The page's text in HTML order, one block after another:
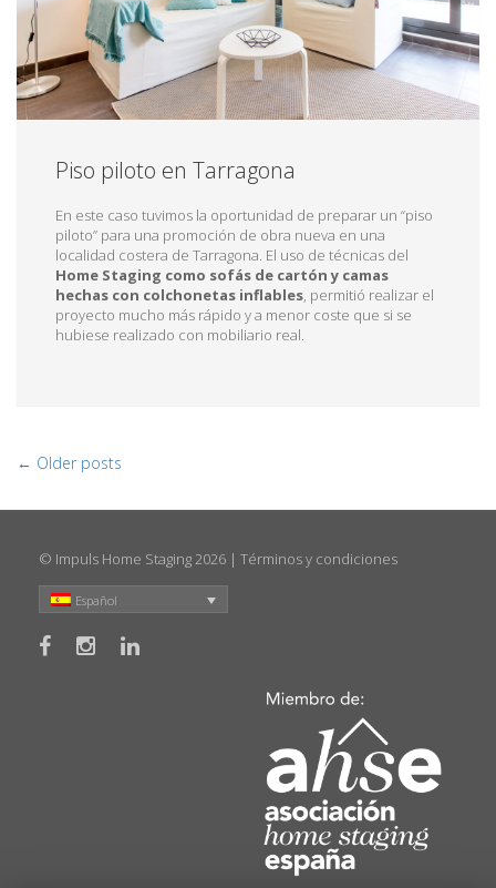
Piso piloto en Tarragona
En este caso tuvimos la oportunidad de preparar un “piso
piloto” para una promoción de obra nueva en una
localidad costera de Tarragona. El uso de técnicas del
Home Staging como sofás de cartón y camas
hechas con colchonetas inflables, permitió realizar el
proyecto mucho más rápido y a menor coste que si se
hubiese realizado con mobiliario real.
← Older posts
© Impuls Home Staging 2026 | Términos y condiciones
Español